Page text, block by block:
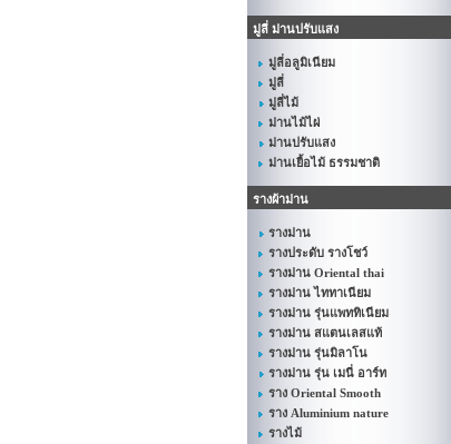
มู่ลี่ ม่านปรับแสง
มู่ลี่อลูมิเนียม
มู่ลี่
มู่ลี่ไม้
ม่านไม้ไผ่
ม่านปรับแสง
ม่านเยื้อไม้ ธรรมชาติ
รางผ้าม่าน
รางม่าน
รางประดับ รางโชว์
รางม่าน Oriental thai
รางม่าน ไททาเนียม
รางม่าน รุ่นแพททิเนียม
รางม่าน สแตนเลสแท้
รางม่าน รุ่นมิลาโน
รางม่าน รุ่น เมนี่ อาร์ท
ราง Oriental Smooth
ราง Aluminium nature
รางไม้